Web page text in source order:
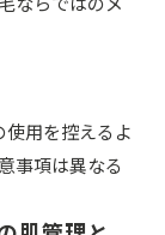
用を控えるよ
事項は異なる